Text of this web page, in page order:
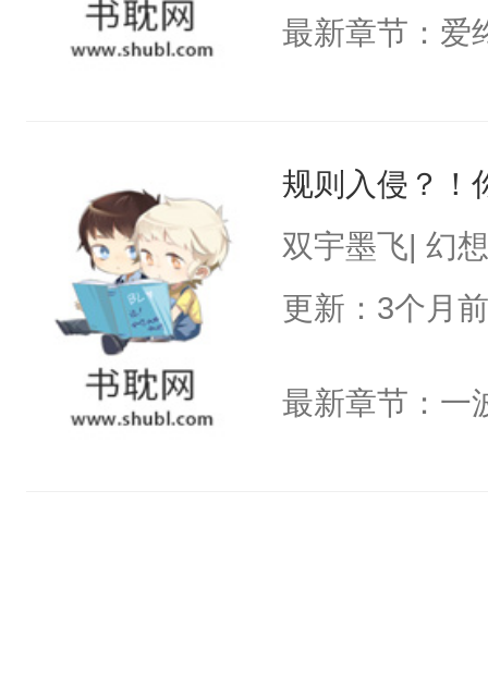
最新章节：爱
规则入侵？！
双宇墨飞| 幻
更新：3个月前
最新章节：一